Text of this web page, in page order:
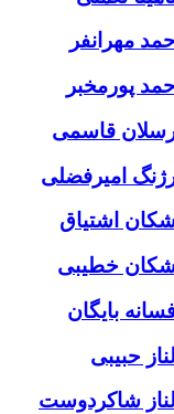
مهرانفر
پورمخبر
قاسمی
امیرفضلی
اشتیاق
خطیبی
بایگان
حبیبی
شاکردوست